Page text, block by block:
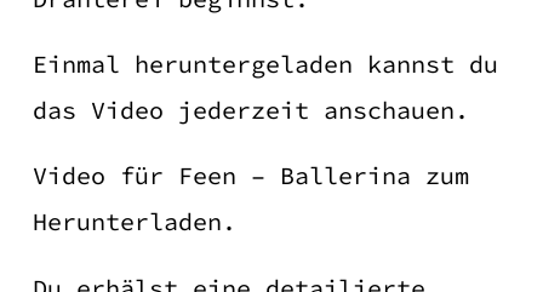
Einmal heruntergeladen kannst du
das Video jederzeit anschauen.
Video für Feen – Ballerina zum
Herunterladen.